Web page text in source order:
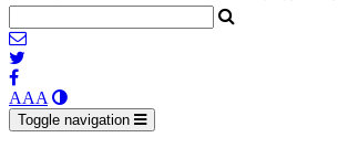
AAA
Toggle navigation